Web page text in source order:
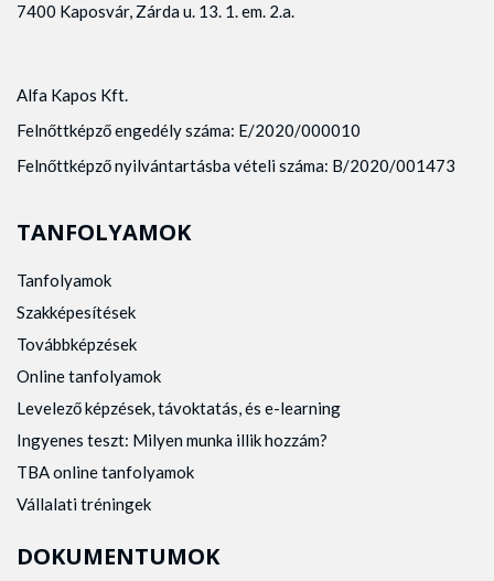
7400 Kaposvár, Zárda u. 13. 1. em. 2.a.
Alfa Kapos Kft.
Felnőttképző engedély száma: E/2020/000010
Felnőttképző nyilvántartásba vételi száma: B/2020/001473
TANFOLYAMOK
Tanfolyamok
Szakképesítések
Továbbképzések
Online tanfolyamok
Levelező képzések, távoktatás, és e-learning
Ingyenes teszt: Milyen munka illik hozzám?
TBA online tanfolyamok
Vállalati tréningek
DOKUMENTUMOK